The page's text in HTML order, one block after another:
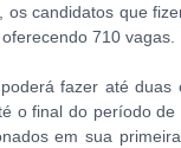
os candidatos que
710 vagas.
fazer até
o final do período
em sua